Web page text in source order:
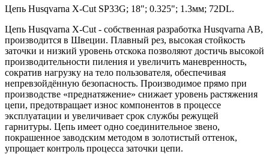
Цепь Husqvarna X-Cut SP33G; 18"; 0.325"; 1.3мм; 72DL.
Цепь Husqvarna X-Cut - собственная разработка Husqvarna AB,
производится в Швеции. Плавный рез, высокая стойкость
заточки и низкий уровень отскока позволяют достичь высокой
производительности пиления и увеличить маневренность,
сократив нагрузку на тело пользователя, обеспечивая
непревзойдённую безопасность. Производимое прямо при
производстве «преднатяжение» снижает уровень растяжения
цепи, предотвращает износ компонентов в процессе
эксплуатации и увеличивает срок службы режущей
гарнитуры. Цепь имеет одно соединительное звено,
покрашенное заводским методом в золотистый оттенок,
упрощает контроль процесса заточки цепи.